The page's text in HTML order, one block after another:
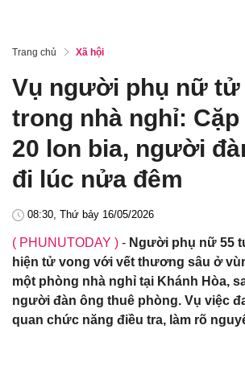
Trang chủ Xã hội
Vụ người phụ nữ tử
trong nhà nghỉ:
20 lon bia, người
đi lúc nửa đêm
08:30, Thứ bảy 16/05/2026
( PHUNUTODAY ) - Người phụ nữ 55
hiện tử vong với vết thương sâu ở
một phòng nhà nghỉ tại Khánh Hòa,
người đàn ông thuê phòng. Vụ việc
quan chức năng điều tra, làm rõ